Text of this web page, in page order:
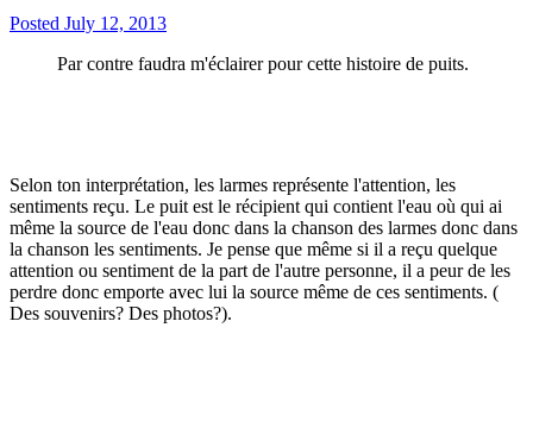
Posted July 12, 2013
Par contre faudra m'éclairer pour cette histoire de puits.
Selon ton interprétation, les larmes représente l'attention, les
sentiments reçu. Le puit est le récipient qui contient l'eau où qui ai
même la source de l'eau donc dans la chanson des larmes donc dans
la chanson les sentiments. Je pense que même si il a reçu quelque
attention ou sentiment de la part de l'autre personne, il a peur de les
perdre donc emporte avec lui la source même de ces sentiments. (
Des souvenirs? Des photos?).